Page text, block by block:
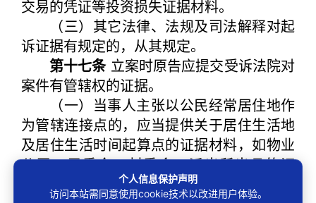
交易的凭证等投资损失证据材料。
（三）其它法律、法规及司法解释对起
诉证据有规定的，从其规定。
第十七条立案时原告应提交受诉法院对
案件有管辖权的证据。
（一）当事人主张以公民经常居住地作
为管辖连接点的，应当提供关于居住生活地
及居住生活时间起算点的证据材料，如物业
公司、居委会、村委会、派出所出具的证
明，并附房屋买卖合同、房屋租赁合同等证
个人信息保护声明
访问本站需同意使用cookie技术以改进用户体验。